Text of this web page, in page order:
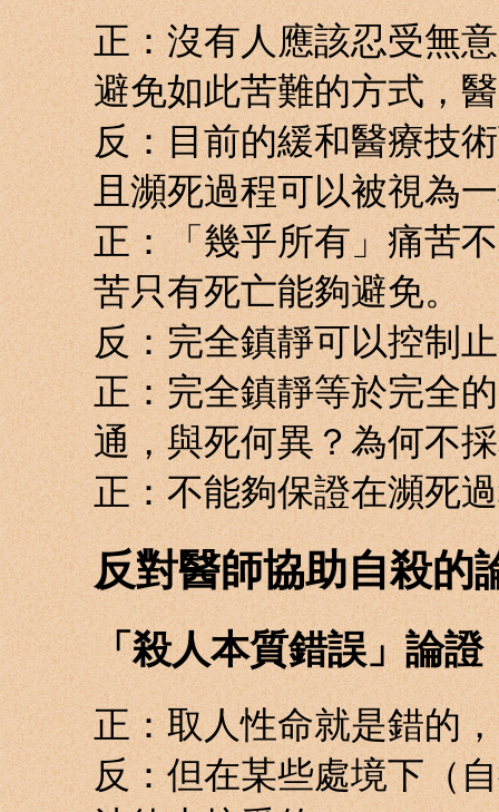
正：沒有人應該忍受無
避免如此苦難的方式，
反：目前的緩和醫療技
且瀕死過程可以被視為
正：「幾乎所有」痛苦
苦只有死亡能夠避免。
反：完全鎮靜可以控制
正：完全鎮靜等於完全
通，與死何異？為何不
正：不能夠保證在瀕死
反對醫師協助自殺的
「殺人本質錯誤」論證
正：取人性命就是錯的
反：但在某些處境下（